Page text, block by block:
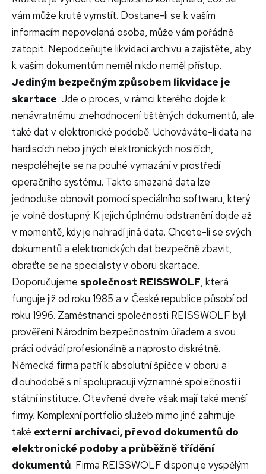
vám může krutě vymstít. Dostane-li se k vaším
informacím nepovolaná osoba, může vám pořádně
zatopit. Nepodceňujte likvidaci archivu a zajistěte, aby
k vašim dokumentům neměl nikdo neměl přístup.
Jediným bezpečným způsobem likvidace je
skartace. Jde o proces, v rámci kterého dojde k
nenávratnému znehodnocení tištěných dokumentů, ale
také dat v elektronické podobě. Uchováváte-li data na
hardiscích nebo jiných elektronických nosičích,
nespoléhejte se na pouhé vymazání v prostředí
operačního systému. Takto smazaná data lze
jednoduše obnovit pomocí speciálního softwaru, který
je volně dostupný. K jejich úplnému odstranění dojde až
v momentě, kdy je nahradí jiná data. Chcete-li se svých
dokumentů a elektronických dat bezpečně zbavit,
obraťte se na specialisty v oboru skartace.
Doporučujeme společnost REISSWOLF, která
funguje již od roku 1985 a v České republice působí od
roku 1996. Zaměstnanci společnosti REISSWOLF byli
prověření Národním bezpečnostním úřadem a svou
práci odvádí profesionálně a naprosto diskrétně.
Německá firma patří k absolutní špičce v oboru a
dlouhodobě s ní spolupracují významné společnosti i
státní instituce. Otevřené dveře však mají také menší
firmy. Komplexní portfolio služeb mimo jiné zahrnuje
také externí archivaci, převod dokumentů do
elektronické podoby a průběžně třídění
dokumentů. Firma REISSWOLF disponuje vyspělým